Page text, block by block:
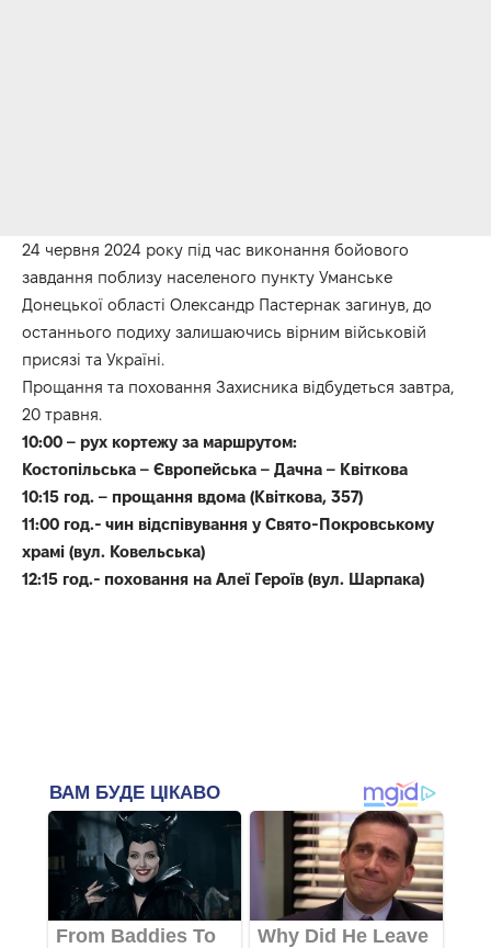
24 червня 2024 року під час виконання бойового
завдання поблизу населеного пункту Уманське
Донецької області Олександр Пастернак загинув, до
останнього подиху залишаючись вірним військовій
присязі та Україні.
Прощання та поховання Захисника відбудеться завтра,
20 травня.
10:00 – рух кортежу за маршрутом:
Костопільська – Європейська – Дачна – Квіткова
10:15 год. – прощання вдома (Квіткова, 357)
11:00 год.- чин відспівування у Свято-Покровському
храмі (вул. Ковельська)
12:15 год.- поховання на Алеї Героїв (вул. Шарпака)